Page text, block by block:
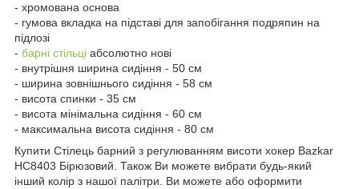
- хромована основа
- гумова вкладка на підставі для запобігання подряпин на
підлозі
- барні стільці абсолютно нові
- внутрішня ширина сидіння - 50 см
- ширина зовнішнього сидіння - 58 см
- висота спинки - 35 см
- висота мінімальна сидіння - 60 см
- максимальна висота сидіння - 80 см
Купити Стілець барний з регулюванням висоти хокер Bazkar
HC8403 Бірюзовий. Також Ви можете вибрати будь-який
інший колір з нашої палітри. Ви можете або оформити